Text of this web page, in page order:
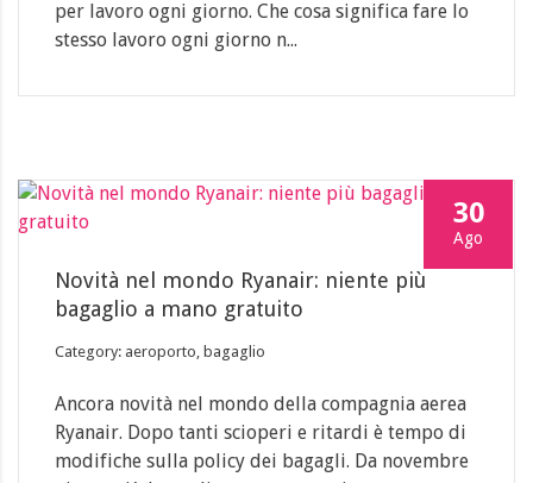
per lavoro ogni giorno. Che cosa significa fare lo
stesso lavoro ogni giorno n...
30
Ago
Novità nel mondo Ryanair: niente più
bagaglio a mano gratuito
Category: aeroporto, bagaglio
Ancora novità nel mondo della compagnia aerea
Ryanair. Dopo tanti scioperi e ritardi è tempo di
modifiche sulla policy dei bagagli. Da novembre